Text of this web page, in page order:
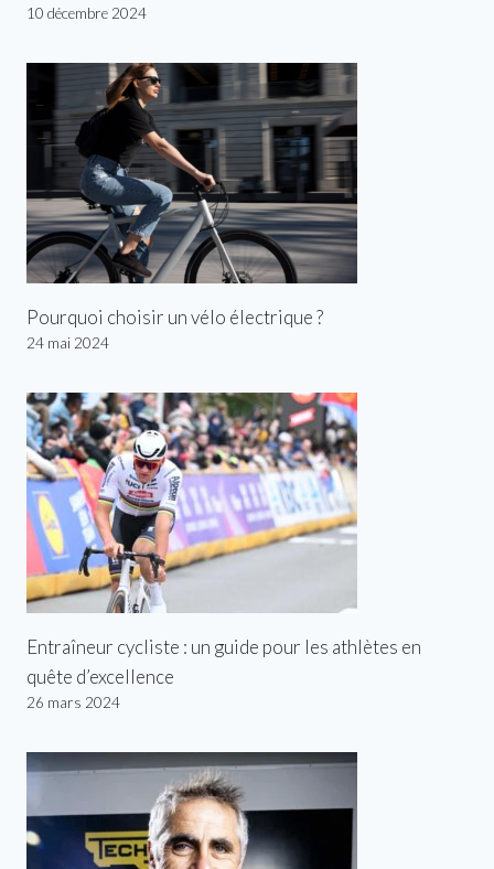
10 décembre 2024
Pourquoi choisir un vélo électrique ?
24 mai 2024
Entraîneur cycliste : un guide pour les athlètes en
quête d’excellence
26 mars 2024